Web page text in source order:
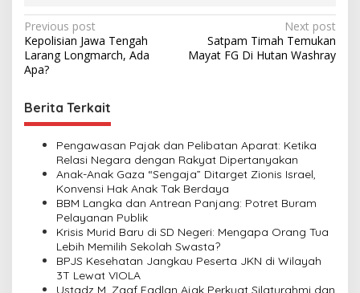
P
o
s
t
n
Previous post
Kepolisian Jawa Tengah
Larang Longmarch, Ada
Apa?
Next post
Satpam Timah Temukan
Mayat FG Di Hutan Washray
Berita Terkait
Pengawasan Pajak dan Pelibatan Aparat: Ketika
Relasi Negara dengan Rakyat Dipertanyakan
Anak-Anak Gaza “Sengaja” Ditarget Zionis Israel,
Konvensi Hak Anak Tak Berdaya
BBM Langka dan Antrean Panjang: Potret Buram
Pelayanan Publik
Krisis Murid Baru di SD Negeri: Mengapa Orang Tua
Lebih Memilih Sekolah Swasta?
BPJS Kesehatan Jangkau Peserta JKN di Wilayah
3T Lewat VIOLA
Ustadz M. Zaaf Fadlan Ajak Perkuat Silaturahmi dan